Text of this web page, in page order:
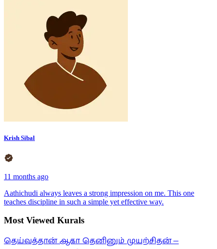
Krish Sibal
11 months ago
Aathichudi always leaves a strong impression on me. This one
teaches discipline in such a simple yet effective way.
Most Viewed Kurals
தெய்வத்தான் ஆகா தெனினும் முயற்சிதன் —